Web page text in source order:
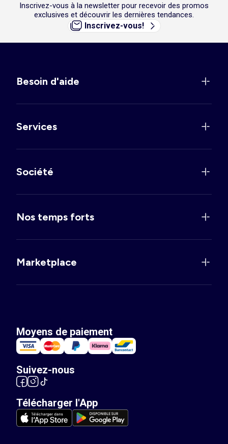
Inscrivez-vous à la newsletter pour recevoir des promos
exclusives et découvrir les dernières tendances.
Inscrivez-vous!
Besoin d'aide
Services
Société
Nos temps forts
Marketplace
Moyens de paiement
Suivez-nous
Télécharger l'App